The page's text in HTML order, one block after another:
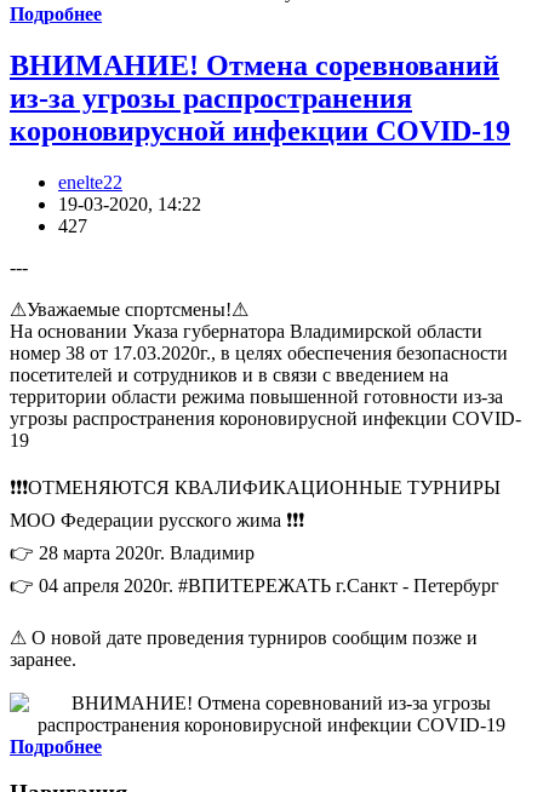
Подробнее
ВНИМАНИЕ! Отмена соревнований
из-за угрозы распространения
короновирусной инфекции CОVID-19
enelte22
19-03-2020, 14:22
427
---
⚠Уважаемые спортсмены!⚠
На основании Указа губернатора Владимирской области
номер 38 от 17.03.2020г., в целях обеспечения безопасности
посетителей и сотрудников и в связи с введением на
территории области режима повышенной готовности из-за
угрозы распространения короновирусной инфекции CОVID-
19
❗❗❗ОТМЕНЯЮТСЯ КВАЛИФИКАЦИОННЫЕ ТУРНИРЫ
МОО Федерации русского жима ❗❗❗
👉 28 марта 2020г. Владимир
👉 04 апреля 2020г. #ВПИТЕРЕЖАТЬ г.Санкт - Петербург
⚠ О новой дате проведения турниров сообщим позже и
заранее.
Подробнее